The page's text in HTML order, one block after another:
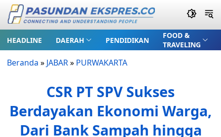
HEADLINE DAERAH PENDIDIKAN
FOOD &
TRAVELING
Beranda » JABAR» PURWAKARTA
CSR PT SPV Sukses
Berdayakan Ekonomi Warga,
Dari Bank Sampah hingga